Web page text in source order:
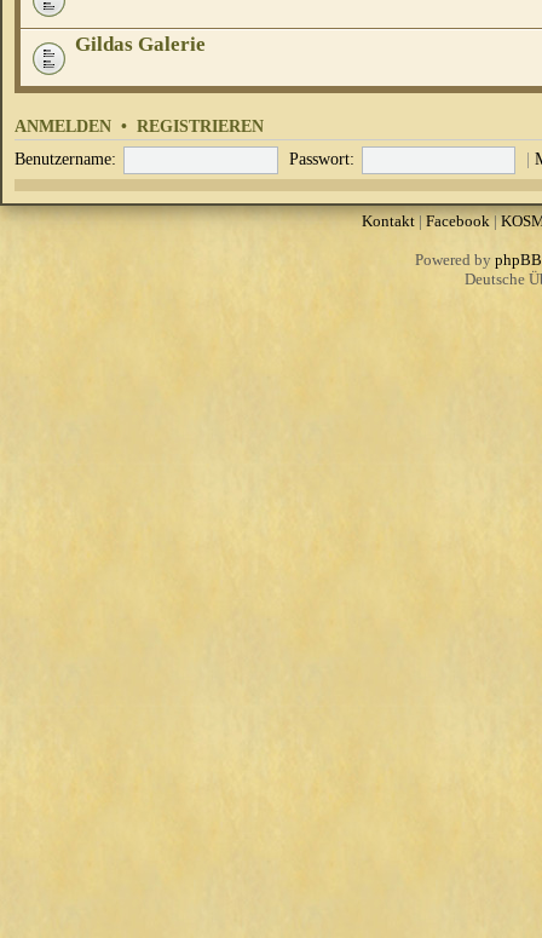
Gildas Galerie
ANMELDEN • REGISTRIEREN
Benutzername: Passwort: |
Kontakt| Facebook|
Powered by phpBB
Deutsche